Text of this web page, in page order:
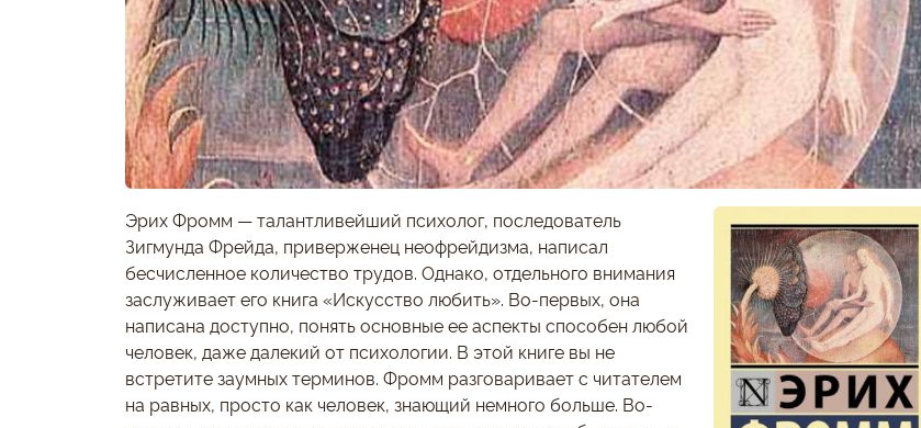
Эрих Фромм — талантливейший психолог, последователь
Зигмунда Фрейда, приверженец неофрейдизма, написал
бесчисленное количество трудов. Однако, отдельного внимания
заслуживает его книга «Искусство любить». Во-первых, она
написана доступно, понять основные ее аспекты способен любой
человек, даже далекий от психологии. В этой книге вы не
встретите заумных терминов. Фромм разговаривает с читателем
на равных, просто как человек, знающий немного больше. Во-